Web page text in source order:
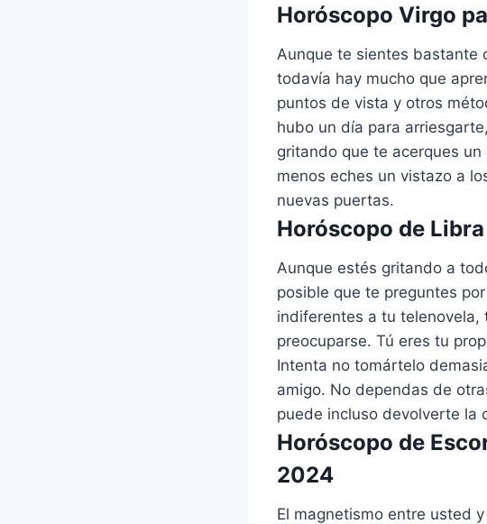
Horóscopo Virgo
Aunque te sientes bastante
todavía hay mucho que
puntos de vista y otros
hubo un día para
gritando que te acerques
menos eches un vistazo a
nuevas puertas.
Horóscopo de
Aunque estés gritando a
posible que te preguntes
indiferentes a tu telenovela,
preocuparse. Tú eres tu
Intenta no tomártelo
amigo. No dependas de
puede incluso devolverte la
Horóscopo de
2024
El magnetismo entre usted